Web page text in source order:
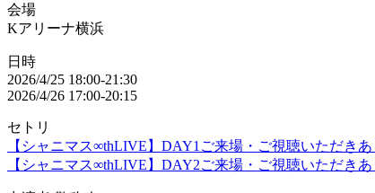
会場
Kアリーナ横浜
日時
2026/4/25 18:00-21:30
2026/4/26 17:00-20:15
セトリ
【シャニマス∞thLIVE】DAY1ご来場・ご視聴いただき
【シャニマス∞thLIVE】DAY2ご来場・ご視聴いただき